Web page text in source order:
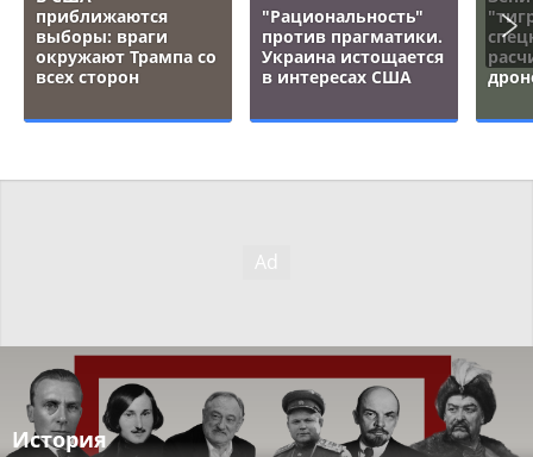
приближаются
выборы: враги
окружают Трампа со
всех сторон
"Рациональность"
против прагматики.
Украина истощается
в интересах США
История